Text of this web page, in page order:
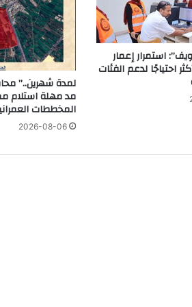
لتعبئة الإسطوانات
وكيل الوزارة الجديد
ج
ا
ر
ت
استمرار إعمار
احتياجًا لدعم الفئات
لمدة شهرين..”
مد مهلة استلام
المخططات
2026-08-06